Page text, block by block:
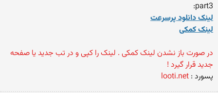
part3:
لینک دانلود پرسرعت
لینک کمکی
در صورت باز نشدن لینک کمکی . لینک را کپی و در تب جدید یا صفحه
جدید قرار گیرد !
پسورد : looti.net